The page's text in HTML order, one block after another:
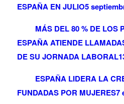
ESPAÑA EN JULIO5
MÁS DEL 80 % DE LOS
ESPAÑA ATIENDE
DE SU JORNADA LABORAL
ESPAÑA LIDERA LA
FUNDADAS POR MUJERES7